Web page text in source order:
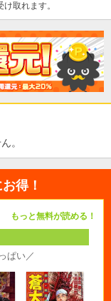
取れます。
。
得！
もっと無料が読める！
ぱい／